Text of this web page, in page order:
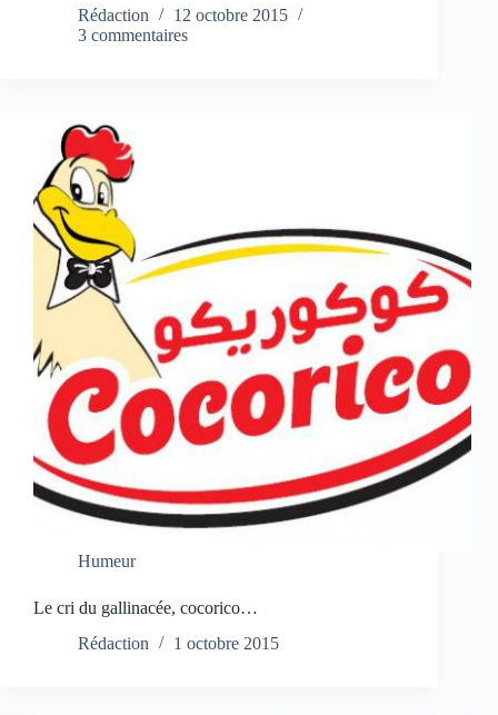
Rédaction
12 octobre 2015
3 commentaires
Humeur
Le cri du gallinacée, cocorico…
Rédaction
1 octobre 2015